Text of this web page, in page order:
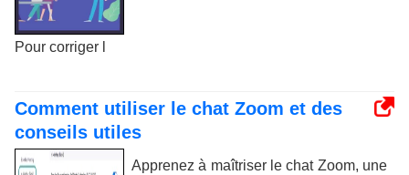
Pour corriger l
Comment utiliser le chat Zoom et des
conseils utiles
Apprenez à maîtriser le chat Zoom, une